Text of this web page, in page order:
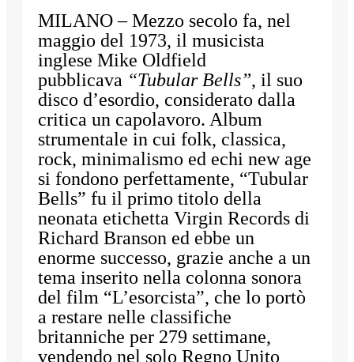
MILANO – Mezzo secolo fa, nel
maggio del 1973, il musicista
inglese Mike Oldfield
pubblicava “Tubular Bells”, il suo
disco d’esordio, considerato dalla
critica un capolavoro. Album
strumentale in cui folk, classica,
rock, minimalismo ed echi new age
si fondono perfettamente, “Tubular
Bells” fu il primo titolo della
neonata etichetta Virgin Records di
Richard Branson ed ebbe un
enorme successo, grazie anche a un
tema inserito nella colonna sonora
del film “L’esorcista”, che lo portò
a restare nelle classifiche
britanniche per 279 settimane,
vendendo nel solo Regno Unito